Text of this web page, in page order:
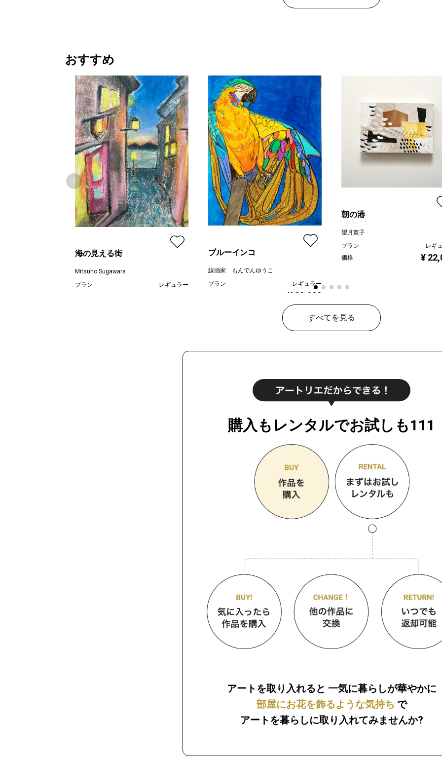
おすすめ
海の見える街
Mitsuho Sugawara
プラン
レギュラー
ブルーインコ
線画家 もんでんゆうこ
プラン
レギュラー
¥ 80,000
朝の港
望月寛子
プラン
レギ
価格
¥
すべてを見る
購入もレンタルでお試しも111
アートを取り入れると 一気に暮らしが華やかに
部屋にお花を飾るような気持ち で
アートを暮らしに取り入れてみませんか?